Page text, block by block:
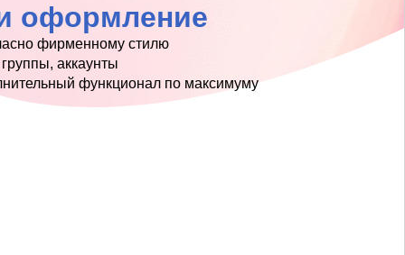
оформление
фирменному стилю
аккаунты
функционал по максимуму